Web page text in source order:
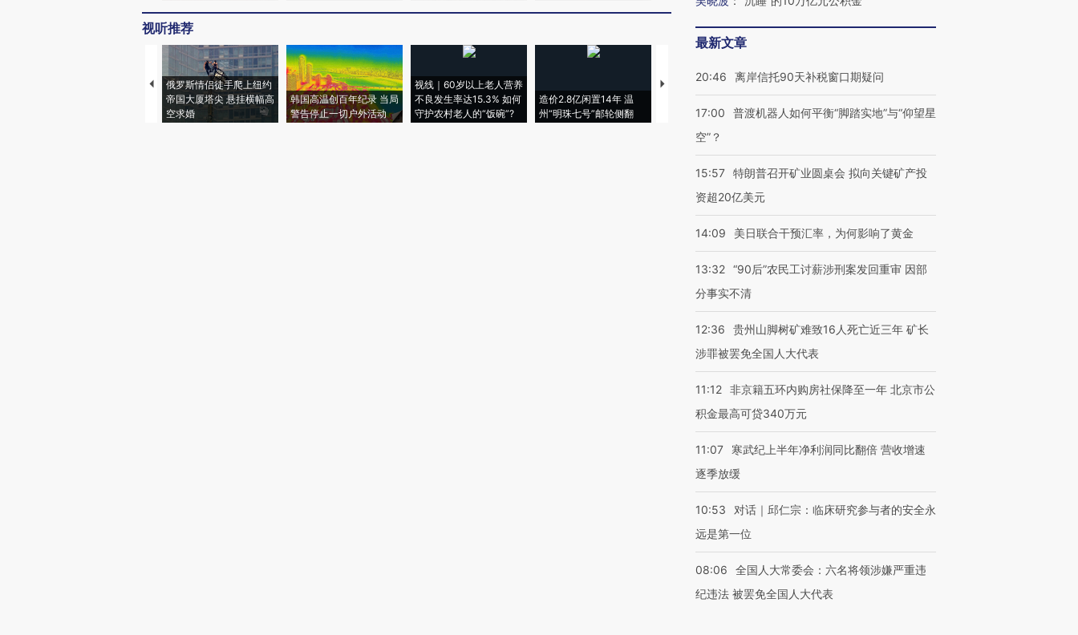
视听推荐
俄罗斯情侣徒手爬上纽约
帝国大厦塔尖 悬挂横幅高
空求婚
韩国高温创百年纪录 当局
警告停止一切户外活动
视线｜60岁以上老人营养
不良发生率达15.3% 如何
守护农村老人的“饭碗”?
造价2.8亿闲置14年 温
州“明珠七号”邮轮侧翻
特朗普出席葬礼疑似打瞌
睡引争议 白宫怒斥批评
者“堕落的白痴”
38岁梅西上演帽子戏法
阿根廷3-0阿尔及利亚
水位跌破纪录 二战沉船与
猛犸象化石接连露出
最新文章
20:46 离岸信托90天补税窗口期疑问
17:00
普渡机器人如何平衡“脚踏实地”与“仰望星
空”？
15:57 特朗普召开矿业圆桌会 拟向关键矿产投
资超20亿美元
14:09 美日联合干预汇率，为何影响了黄金
13:32 “90后”农民工讨薪涉刑案发回重审 因部
分事实不清
12:36
贵州山脚树矿难致16人死亡近三年 矿长
涉罪被罢免全国人大代表
11:12 非京籍五环内购房社保降至一年 北京市公
积金最高可贷340万元
11:07
寒武纪上半年净利润同比翻倍 营收增速
逐季放缓
10:53
对话｜邱仁宗：临床研究参与者的安全永
远是第一位
08:06
全国人大常委会：六名将领涉嫌严重违
纪违法 被罢免全国人大代表